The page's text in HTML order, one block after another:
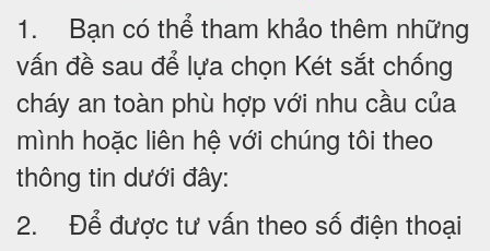
1. Bạn có thể tham khảo thêm những
vấn đề sau để lựa chọn Két sắt chống
cháy an toàn phù hợp với nhu cầu của
mình hoặc liên hệ với chúng tôi theo
thông tin dưới đây:
2. Để được tư vấn theo số điện thoại